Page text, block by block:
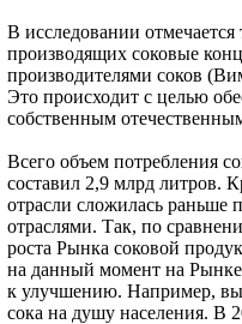
В исследовании
производящих соковые
производителями соков
Это происходит с целью
собственным
Всего объем потребления
составил 2,9 млрд литров.
отрасли сложилась
отраслями. Так, по
роста Рынка соковой
на данный момент на Рынке
к улучшению. Например,
сока на душу населения. В